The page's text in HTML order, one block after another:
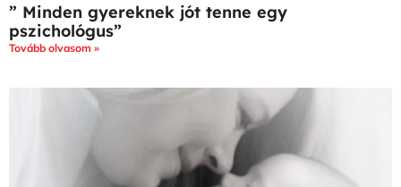
” Minden gyereknek jót tenne egy
pszichológus”
Tovább olvasom »